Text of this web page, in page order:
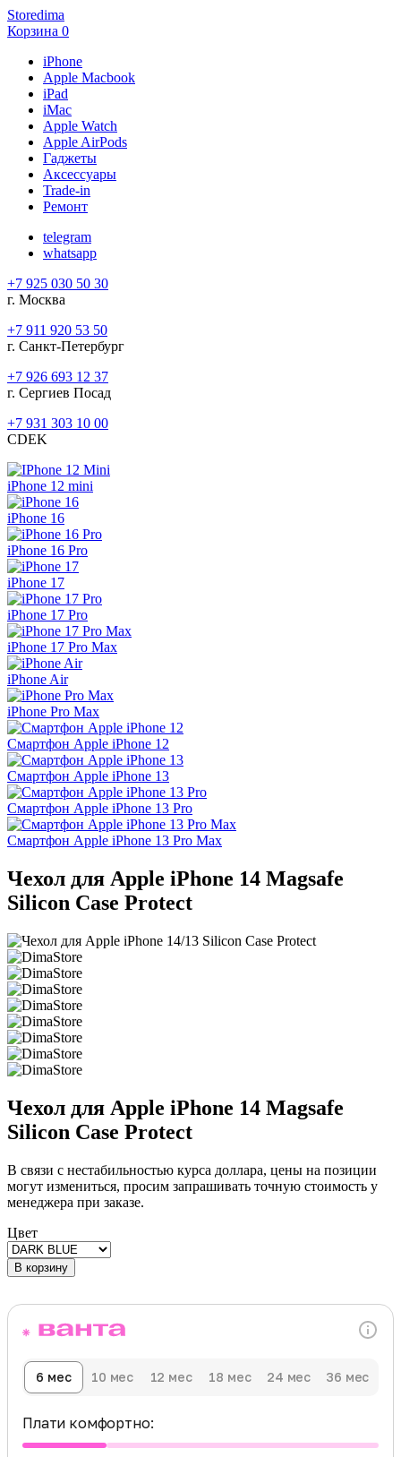
Storedima
Корзина 0
iPhone
Apple Macbook
iPad
iMac
Apple Watch
Apple AirPods
Гаджеты
Аксессуары
Trade-in
Ремонт
telegram
whatsapp
+7 925 030 50 30
г. Москва
+7 911 920 53 50
г. Санкт-Петербург
+7 926 693 12 37
г. Сергиев Посад
+7 931 303 10 00
CDEK
iPhone 12 mini
iPhone 16
iPhone 16 Pro
iPhone 17
iPhone 17 Pro
iPhone 17 Pro Max
iPhone Air
iPhone Pro Max
Смартфон Apple iPhone 12
Смартфон Apple iPhone 13
Смартфон Apple iPhone 13 Pro
Смартфон Apple iPhone 13 Pro Max
Чехол для Apple iPhone 14 Magsafe
Silicon Case Protect
Чехол для Apple iPhone 14 Magsafe
Silicon Case Protect
В связи с нестабильностью курса доллара, цены на позиции
могут измениться, просим запрашивать точную стоимость у
менеджера при заказе.
Цвет
В корзину
6 мес 10 мес 12 мес 18 мес 24 мес 36 мес
Плати комфортно: